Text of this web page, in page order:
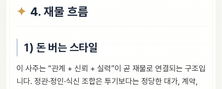
4. 재물 흐름
1) 돈 버는 스타일
이 사주는 “관계 + 신뢰 + 실력”이 곧 재물로 연결되는 구조입
니다. 정관·정인·식신 조합은 투기보다는 정당한 대가, 계약,